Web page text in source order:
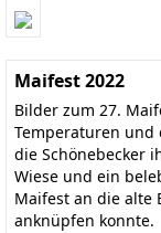
Maifest 2022
Bilder zum 27.
Temperaturen und
die Schönebecker
Wiese und ein
Maifest an die alte
anknüpfen konnte.